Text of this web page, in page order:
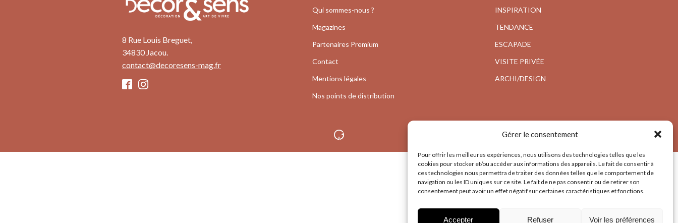
Gérer le consentement
Pour offrir les meilleures expériences, nous utilisons des technologies telles que les
cookies pour stocker et/ou accéder aux informations des appareils. Le fait de consentir à
ces technologies nous permettra de traiter des données telles que le comportement de
navigation ou les ID uniques sur ce site. Le fait de ne pas consentir ou de retirer son
consentement peut avoir un effet négatif sur certaines caractéristiques et fonctions.
Accepter Refuser Voir les préférences
8 Rue Louis Breguet,
34830 Jacou.
contact@decoresens-mag.fr
Qui sommes-nous ?
Magazines
Partenaires Premium
Contact
Mentions légales
Nos points de distribution
INSPIRATION
TENDANCE
ESCAPADE
VISITE PRIVÉE
ARCHI/DESIGN